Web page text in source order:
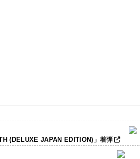
(DELUXE JAPAN EDITION)」着弾